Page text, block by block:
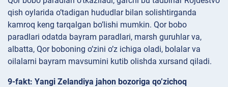
qish oylarida o’tadigan hududlar bilan solishtirganda
kamroq keng tarqalgan bo’lishi mumkin. Qor bobo
paradlari odatda bayram paradlari, marsh guruhlar va,
albatta, Qor boboning o’zini o’z ichiga oladi, bolalar va
oilalarni bayram mavsumini kutib olishda xursand qiladi.
9-fakt: Yangi Zelandiya jahon bozoriga qo’zichoq